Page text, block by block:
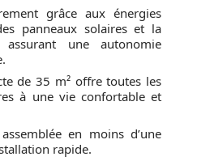
grâce aux énergies
panneaux solaires et la
une autonomie
de 35 m² offre toutes les
à une vie confortable et
en moins d’une
rapide.